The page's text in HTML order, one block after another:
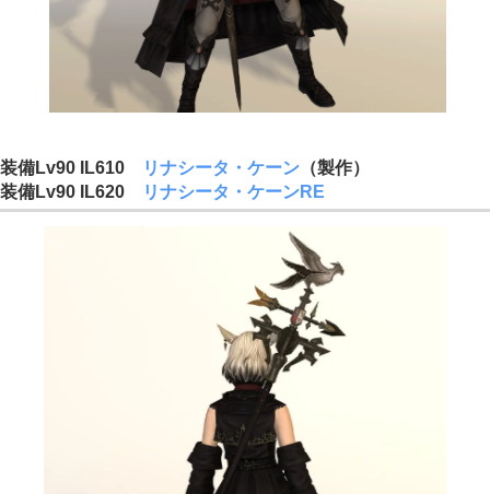
装備Lv90 IL610 リナシータ・ケーン （製作）
装備Lv90 IL620
リナシータ・ケーンRE